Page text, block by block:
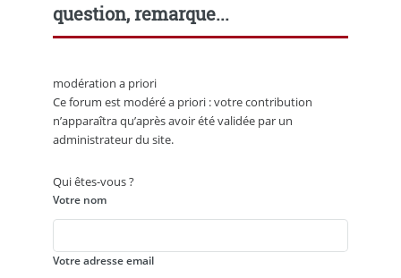
question, remarque...
modération a priori
Ce forum est modéré a priori : votre contribution
n’apparaîtra qu’après avoir été validée par un
administrateur du site.
Qui êtes-vous ?
Votre nom
Votre adresse email